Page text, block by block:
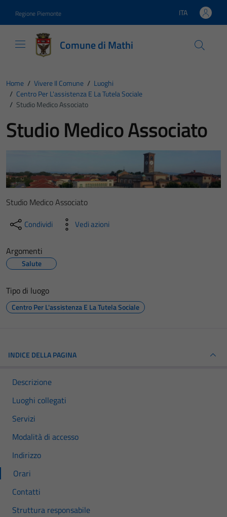
Regione Piemonte Lingua attiva:
ITA
Comune di Mathi
Home / Vivere Il Comune / Luoghi
/ Centro Per L'assistenza E La Tutela Sociale
/ Studio Medico Associato
Studio Medico Associato
Studio Medico Associato
Condividi Vedi azioni
Argomenti
Salute
Tipo di luogo
Centro Per L'assistenza E La Tutela Sociale
INDICE DELLA PAGINA
Descrizione
Luoghi collegati
Servizi
Modalità di accesso
Indirizzo
Orari
Contatti
Struttura responsabile